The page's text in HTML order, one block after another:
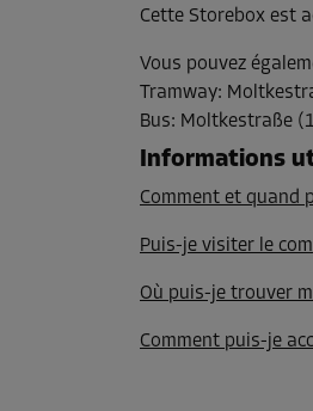
Cette Storebox est
Vous pouvez
Tramway:
Bus: Moltkestraße
Informations
Comment et quand
Puis-je visiter le
Où puis-je trouver
Comment puis-je